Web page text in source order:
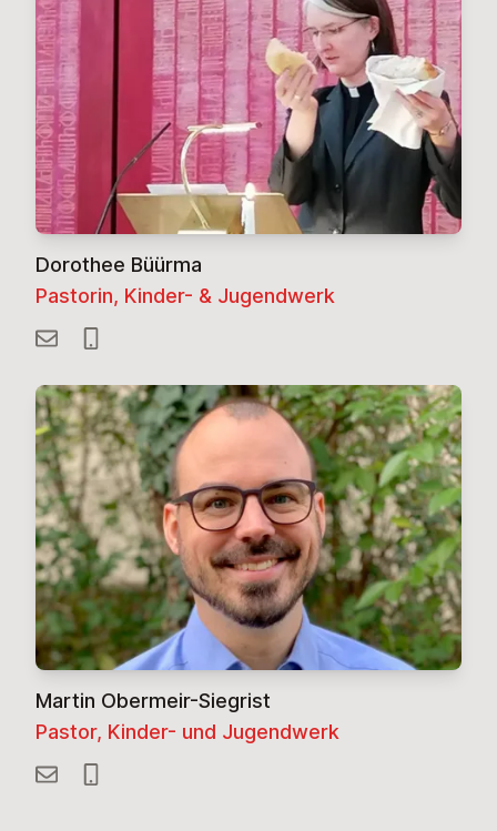
Dorothee Büürma
Pastorin, Kinder- & Jugendwerk
Martin Obermeir-Siegrist
Pastor, Kinder- und Jugendwerk